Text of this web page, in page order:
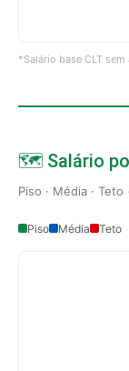
*Salário base CLT
🗺️ Salário
Piso · Média ·
Piso Média Teto